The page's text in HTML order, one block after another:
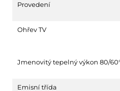
Provedení
Ohřev TV
Jmenovitý tepelný výkon 80/
Emisní třída